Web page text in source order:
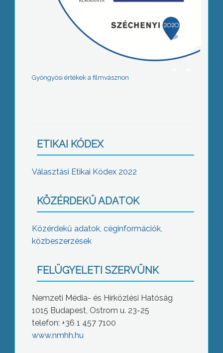
Gyöngyösi értékek a filmvásznon
ETIKAI KÓDEX
Választási Etikai Kódex 2022
KÖZÉRDEKŰ ADATOK
Közérdekű adatok, céginformációk,
közbeszerzések
FELÜGYELETI SZERVÜNK
Nemzeti Média- és Hírközlési Hatóság
1015 Budapest, Ostrom u. 23-25
telefon: +36 1 457 7100
www.nmhh.hu